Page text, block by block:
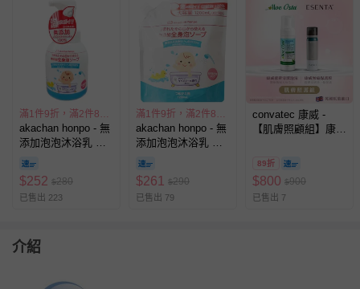
滿1件9折，滿2件85折
akachan honpo - 無
添加泡泡沐浴乳 全
身可用-500ML含瓶-
日本製
$252 $280
已售出 223
滿1件9折，滿2件85折
akachan honpo - 無
添加泡泡沐浴乳 全
身可用 1.2L補充包
(1200ml)-日本製
$261 $290
已售出 79
convatec 康威 -
【肌膚照顧組】康威
(50mL)+康威蘆薈清
潔泡沫1瓶(118mL)
89折
$800 $900
已售出 7
介紹